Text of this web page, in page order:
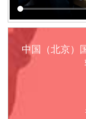
中国（北京）